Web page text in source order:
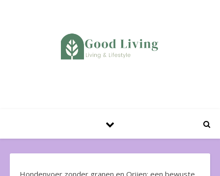
Hondenvoer zonder granen en Orijen: een bewuste